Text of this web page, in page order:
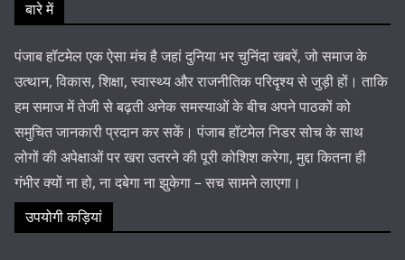
बारे में
पंजाब हॉटमेल एक ऐसा मंच है जहां दुनिया भर चुनिंदा खबरें, जो समाज के
उत्थान, विकास, शिक्षा, स्वास्थ्य और राजनीतिक परिदृश्य से जुड़ी हों। ताकि
हम समाज में तेजी से बढ़ती अनेक समस्याओं के बीच अपने पाठकों को
समुचित जानकारी प्रदान कर सकें। पंजाब हॉटमेल निडर सोच के साथ
लोगों की अपेक्षाओं पर खरा उतरने की पूरी कोशिश करेगा, मुद्दा कितना ही
गंभीर क्यों ना हो, ना दबेगा ना झुकेगा – सच सामने लाएगा।
उपयोगी कड़ियां